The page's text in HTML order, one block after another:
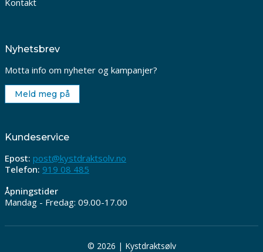
Kontakt
Nyhetsbrev
Motta info om nyheter og kampanjer?
Meld meg på
Kundeservice
Epost: post@kystdraktsolv.no
Telefon: 919 08 485
Åpningstider
Mandag - Fredag: 09.00-17.00
© 2026 | Kystdraktsølv